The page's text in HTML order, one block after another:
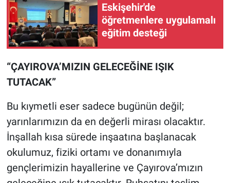
Eskişehir'de
öğretmenlere uygulamalı
eğitim desteği
“ÇAYIROVA’MIZIN GELECEĞİNE IŞIK
TUTACAK”
Bu kıymetli eser sadece bugünün değil;
yarınlarımızın da en değerli mirası olacaktır.
İnşallah kısa sürede inşaatına başlanacak
okulumuz, fiziki ortamı ve donanımıyla
gençlerimizin hayallerine ve Çayırova’mızın